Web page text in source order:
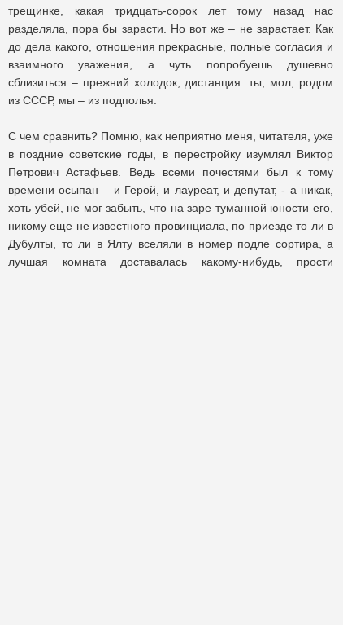
трещинке, какая тридцать-сорок лет тому назад нас
разделяла, пора бы зарасти. Но вот же – не зарастает. Как
до дела какого, отношения прекрасные, полные согласия и
взаимного уважения, а чуть попробуешь душевно
сблизиться – прежний холодок, дистанция: ты, мол, родом
из СССР, мы – из подполья.
С чем сравнить? Помню, как неприятно меня, читателя, уже
в поздние советские годы, в перестройку изумлял Виктор
Петрович Астафьев. Ведь всеми почестями был к тому
времени осыпан – и Герой, и лауреат, и депутат, - а никак,
хоть убей, не мог забыть, что на заре туманной юности его,
никому еще не известного провинциала, по приезде то ли в
Дубулты, то ли в Ялту вселяли в номер подле сортира, а
лучшая комната доставалась какому-нибудь, прости